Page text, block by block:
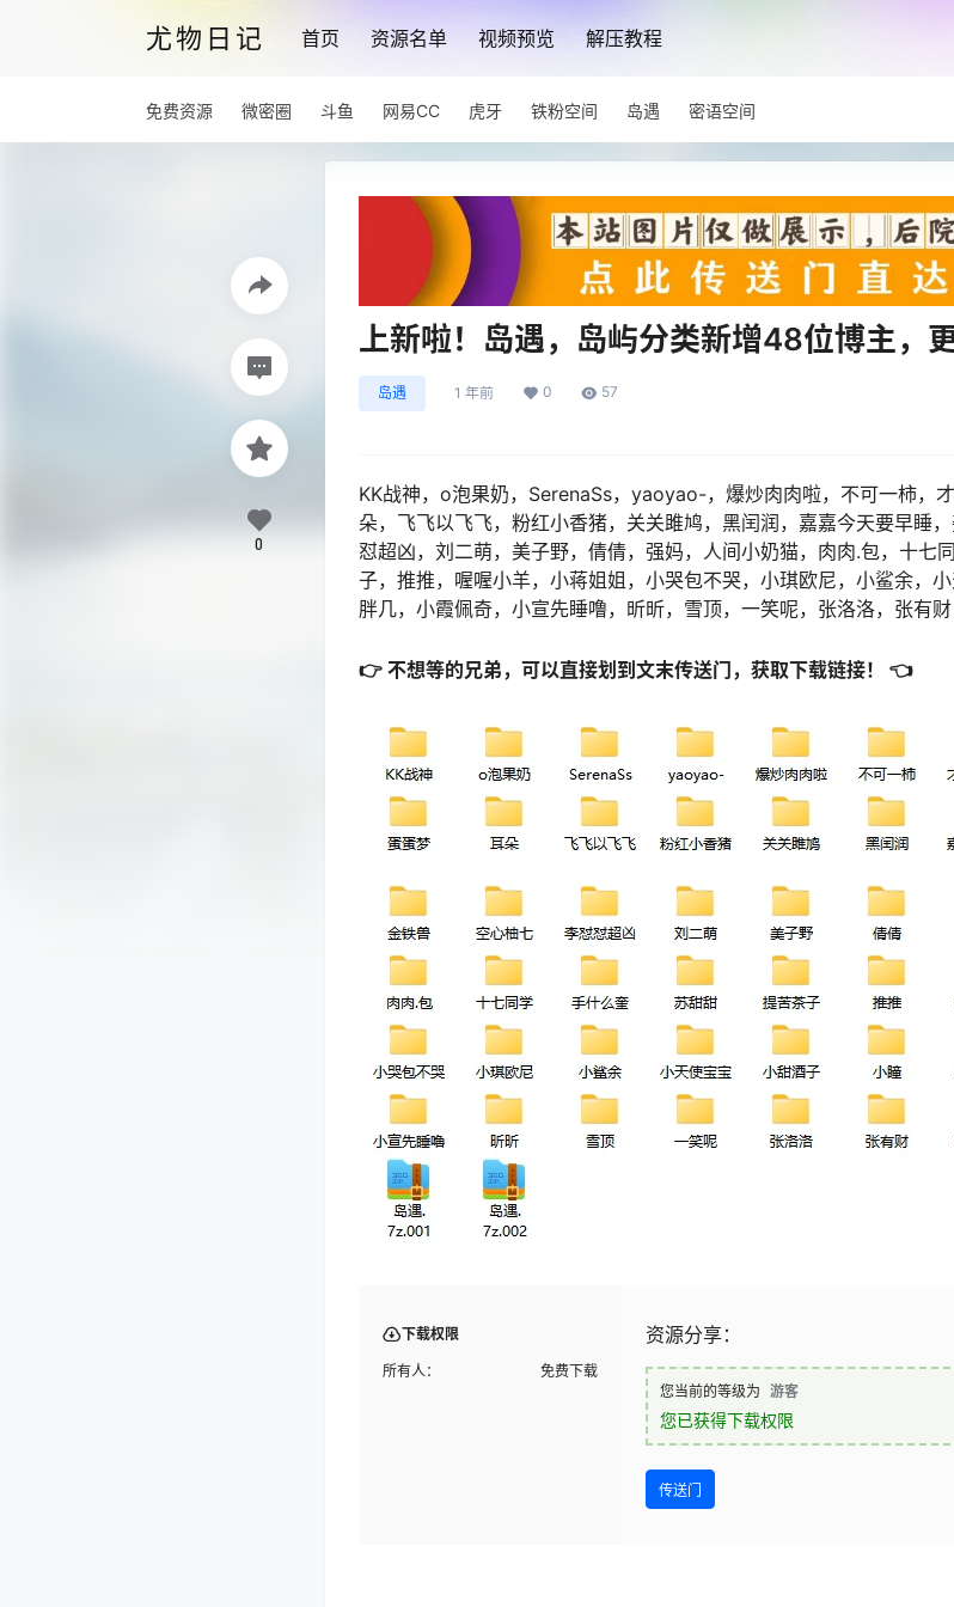
尤物日记 首页 资源名单 视频预览 解压教程
免费资源 微密圈 斗鱼 网易CC 虎牙 铁粉空间 岛遇 密语空间
上新啦！岛遇，岛屿分类新增48位博主，
岛遇 1 年前 0 57
KK战神，o泡果奶，SerenaSs，yaoyao-，爆炒肉肉啦，不可一柿，
朵，飞飞以飞飞，粉红小香猪，关关雎鸠，黑闰润，嘉嘉今天要早睡
怼超凶，刘二萌，美子野，倩倩，强妈，人间小奶猫，肉肉.包，十七
子，推推，喔喔小羊，小蒋姐姐，小哭包不哭，小琪欧尼，小鲨余，
胖几，小霞佩奇，小宣先睡噜，昕昕，雪顶，一笑呢，张洛洛，张有
👉 不想等的兄弟，可以直接划到文末传送门，获取下载链接！ 👈
下载权限
所有人： 免费下载
资源分享：
您当前的等级为 游客
您已获得下载权限
传送门
0